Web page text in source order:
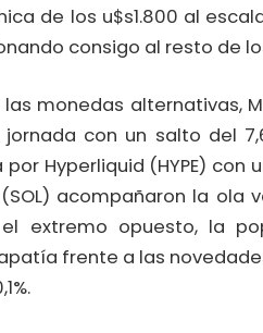
de los u$s1.800 al
consigo al resto de
monedas alternativas,
con un salto del
Hyperliquid (HYPE) con
acompañaron la ola
extremo opuesto, la
frente a las